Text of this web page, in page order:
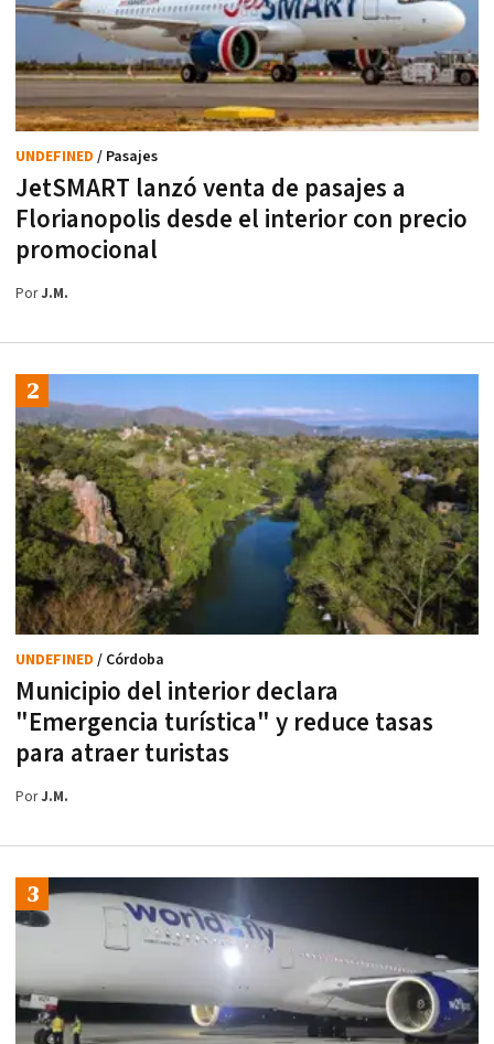
JetSMART lanzó venta de pasajes a
Florianopolis desde el interior con precio
promocional
UNDEFINED / Pasajes
PorJ.M.
Municipio del interior declara
"Emergencia turística" y reduce tasas
para atraer turistas
UNDEFINED / Córdoba
PorJ.M.